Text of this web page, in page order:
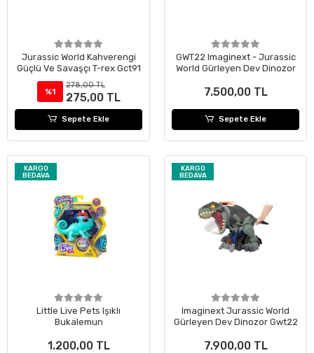
Jurassic World Kahverengi
Güçlü Ve Savaşçı T-rex Gct91
%1
278,00 TL
275,00 TL
Sepete Ekle
GWT22 Imaginext - Jurassic
World Gürleyen Dev Dinozor
7.500,00 TL
Sepete Ekle
KARGO
BEDAVA
Little Live Pets Işıklı
Bukalemun
1.200,00 TL
KARGO
BEDAVA
Imaginext Jurassic World
Gürleyen Dev Dinozor Gwt22
7.900,00 TL